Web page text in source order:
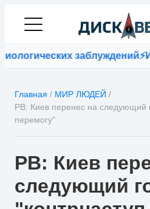
заблуждений⚡ИИ
Главная / МИР ЛЮДЕЙ /
РВ: Киев перенес на следующий
перемогу"
РВ: Киев
следующий